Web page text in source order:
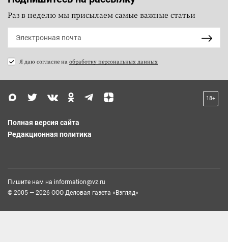
Раз в неделю мы присылаем самые важные статьи
Я даю согласие на обработку персональных данных
18+
Полная версия сайта
Редакционная политика
Пишите нам на information@vz.ru
© 2005 — 2026 ООО Деловая газета «Взгляд»